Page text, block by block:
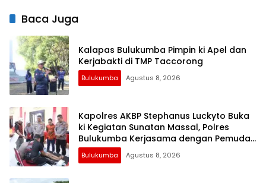
Baca Juga
Kalapas Bulukumba Pimpin ki Apel dan
Kerjabakti di TMP Taccorong
Bulukumba Agustus 8, 2026
Kapolres AKBP Stephanus Luckyto Buka
ki Kegiatan Sunatan Massal, Polres
Bulukumba Kerjasama dengan Pemuda
Pancasila
Bulukumba Agustus 8, 2026